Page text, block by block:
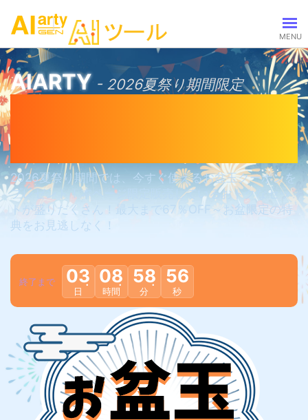
動画加工
AI動画補正
画像高画質化
画像背景透過
サポート
製品別のヘルプ
会社情報
AIARTY - 2026夏祭り期間限定
2026夏祭り期間では、今すぐ使えるお盆玉クーポンを
プレゼント！ 本ページ限定販売しているおトクなセッ
トが盛りだくさん！ 最大まで67％OFF～お盆限定の特
典をお見逃しなく！
終了まで 03 08 58 55